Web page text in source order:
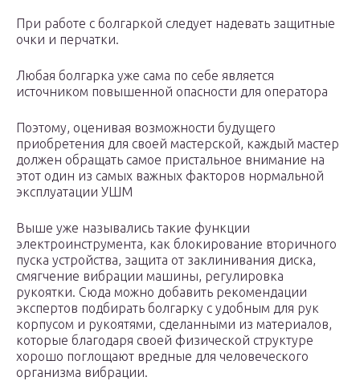
При работе с болгаркой следует надевать защитные
очки и перчатки.
Любая болгарка уже сама по себе является
источником повышенной опасности для оператора
Поэтому, оценивая возможности будущего
приобретения для своей мастерской, каждый мастер
должен обращать самое пристальное внимание на
этот один из самых важных факторов нормальной
эксплуатации УШМ
Выше уже назывались такие функции
электроинструмента, как блокирование вторичного
пуска устройства, защита от заклинивания диска,
смягчение вибрации машины, регулировка
рукоятки. Сюда можно добавить рекомендации
экспертов подбирать болгарку с удобным для рук
корпусом и рукоятями, сделанными из материалов,
которые благодаря своей физической структуре
хорошо поглощают вредные для человеческого
организма вибрации.